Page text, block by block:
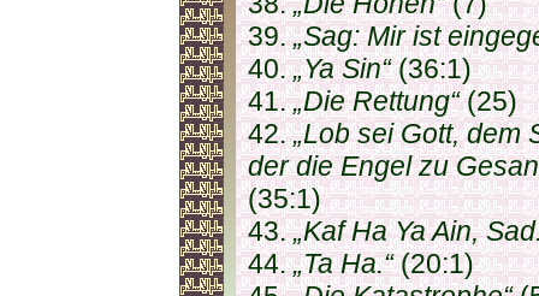
39.„Sag: Mir ist
40.„Ya Sin“(36:1)
41.„Die Rettung“(25)
42.„Lob sei Gott, dem
der die Engel zu
(35:1)
43.„Kaf Ha Ya Ain,
44.„Ta Ha.“(20:1)